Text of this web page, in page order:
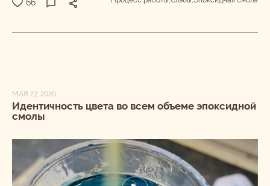
66
Идентичность цвета во всем объеме эпоксидной
смолы
МАЯ 27, 2020